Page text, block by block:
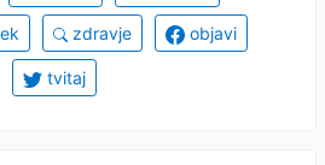
zdravje objavi
tvitaj